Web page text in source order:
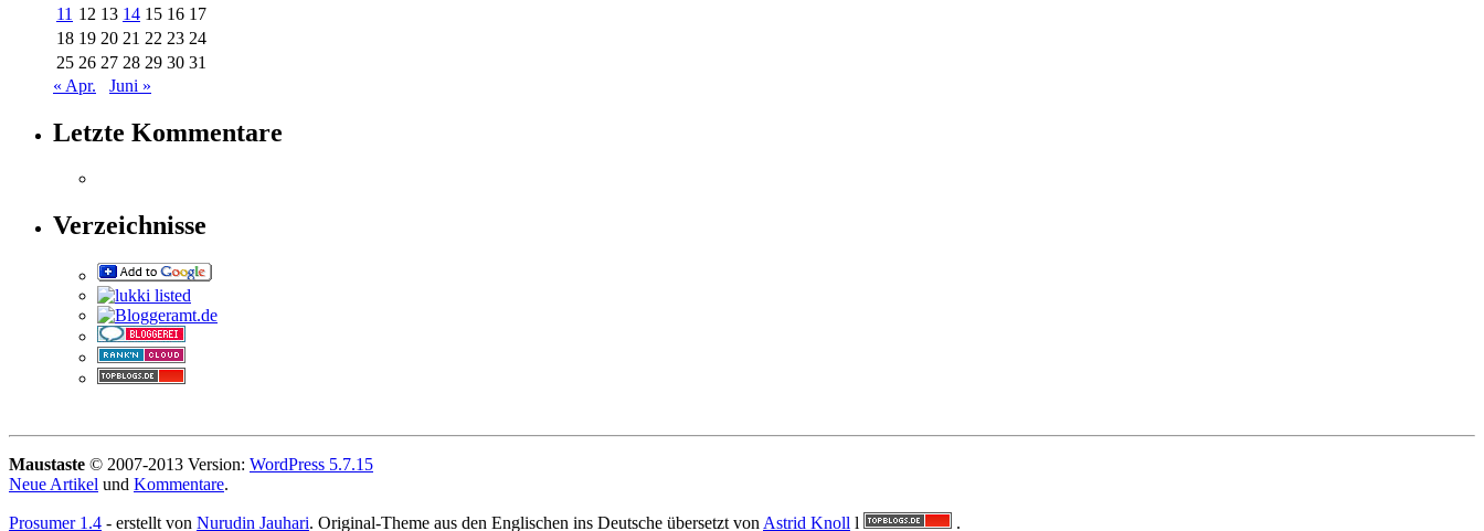
11 12 13 14 15 16 17
18 19 20 21 22 23 24
25 26 27 28 29 30 31
« Apr.
Juni »
Letzte Kommentare
Verzeichnisse
Maustaste © 2007-2013 Version: WordPress 5.7.15
Neue Artikel und Kommentare.
Prosumer 1.4 - erstellt von Nurudin Jauhari. Original-Theme aus den Englischen ins Deutsche übersetzt von Astrid Knoll l .